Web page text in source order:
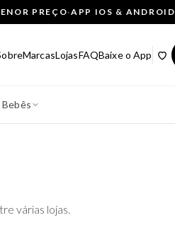
PREÇO·APP IOS & ANDROID
MarcasLojasFAQBaixe o App
Bebês
várias lojas.